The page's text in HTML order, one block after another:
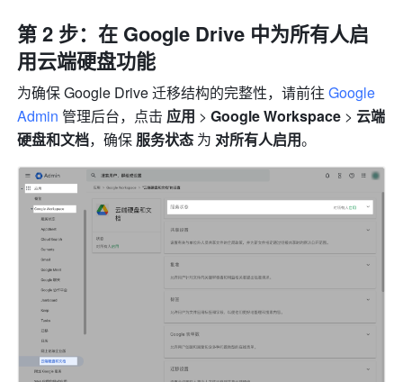
第 2 步：在 Google Drive 中为所有人启
用云端硬盘功能
为确保 Google Drive 迁移结构的完整性，请前往 Google
Admin 管理后台，点击 应用 > Google Workspace > 云端
硬盘和文档，确保 服务状态 为 对所有人启用。